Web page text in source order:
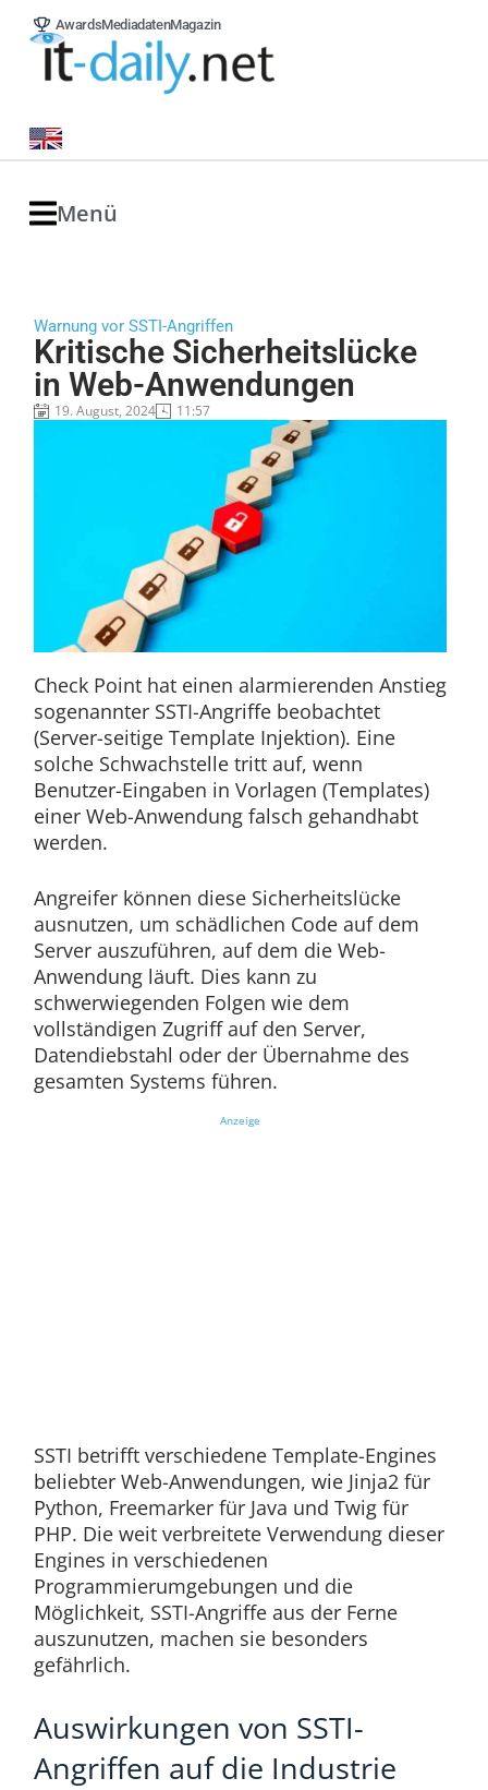
AwardsMediadatenMagazin
Menü
Warnung vor SSTI-Angriffen
Kritische Sicherheitslücke
in Web-Anwendungen
19. August, 2024 11:57
Check Point hat einen alarmierenden Anstieg
sogenannter SSTI-Angriffe beobachtet
(Server-seitige Template Injektion). Eine
solche Schwachstelle tritt auf, wenn
Benutzer-Eingaben in Vorlagen (Templates)
einer Web-Anwendung falsch gehandhabt
werden.
Angreifer können diese Sicherheitslücke
ausnutzen, um schädlichen Code auf dem
Server auszuführen, auf dem die Web-
Anwendung läuft. Dies kann zu
schwerwiegenden Folgen wie dem
vollständigen Zugriff auf den Server,
Datendiebstahl oder der Übernahme des
gesamten Systems führen.
Anzeige
SSTI betrifft verschiedene Template-Engines
beliebter Web-Anwendungen, wie Jinja2 für
Python, Freemarker für Java und Twig für
PHP. Die weit verbreitete Verwendung dieser
Engines in verschiedenen
Programmierumgebungen und die
Möglichkeit, SSTI-Angriffe aus der Ferne
auszunutzen, machen sie besonders
gefährlich.
Auswirkungen von SSTI-
Angriffen auf die Industrie